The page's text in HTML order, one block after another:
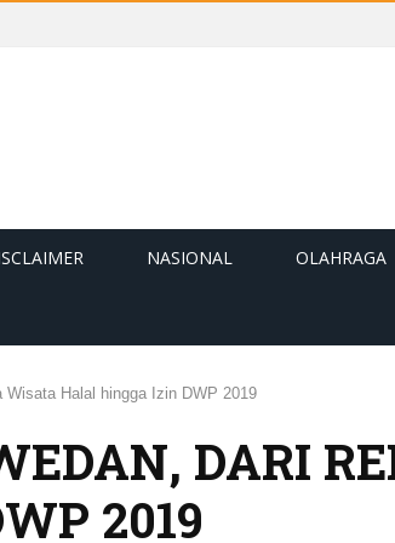
NASIONAL OLAHRAGA
Wisata Halal hingga Izin DWP 2019
DARI
2019